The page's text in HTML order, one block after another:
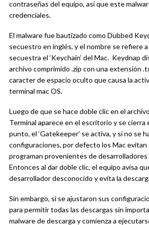
contraseñas del equipo, así que este
credenciales.
El malware fue bautizado como Dubbed
secuestro en inglés, y el nombre se refiere
secuestra el ‘Keychain’ del Mac. Keydnap
archivo comprimido .zip con una extensión
caracter de espacio oculto que causa la
terminal mac OS.
Luego de que se hace doble clic en el
Terminal aparece en el escritorio y se cierra
punto, el ‘Gatekeeper’ se activa, y si no se
configuraciones, por defecto los Mac
programan provenientes de
Entonces al dar doble clic, el equipo avisa
desarrollador desconocido y evita la
Sin embargo, si se ajustaron sus
para permitir todas las descargas sin
malware de descarga y comienza a